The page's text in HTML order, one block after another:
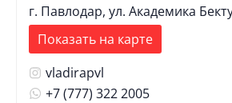
г. Павлодар, ул. Академика
Показать на карте
vladirapvl
+7 (777) 322 2005